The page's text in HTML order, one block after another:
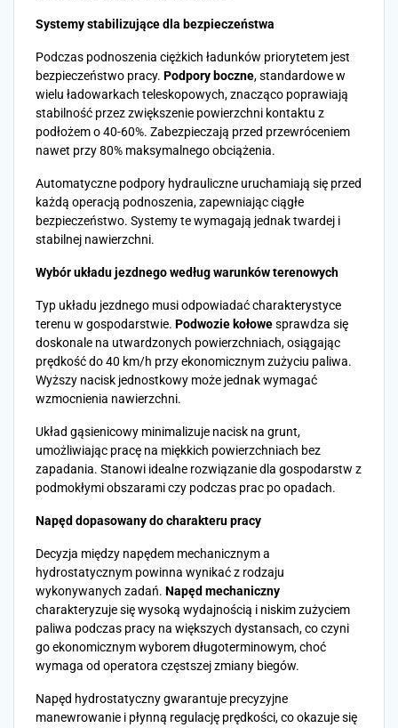
Systemy stabilizujące dla bezpieczeństwa
Podczas podnoszenia ciężkich ładunków priorytetem jest
bezpieczeństwo pracy. Podpory boczne, standardowe w
wielu ładowarkach teleskopowych, znacząco poprawiają
stabilność przez zwiększenie powierzchni kontaktu z
podłożem o 40-60%. Zabezpieczają przed przewróceniem
nawet przy 80% maksymalnego obciążenia.
Automatyczne podpory hydrauliczne uruchamiają się przed
każdą operacją podnoszenia, zapewniając ciągłe
bezpieczeństwo. Systemy te wymagają jednak twardej i
stabilnej nawierzchni.
Wybór układu jezdnego według warunków terenowych
Typ układu jezdnego musi odpowiadać charakterystyce
terenu w gospodarstwie. Podwozie kołowesprawdza się
doskonale na utwardzonych powierzchniach, osiągając
prędkość do 40 km/h przy ekonomicznym zużyciu paliwa.
Wyższy nacisk jednostkowy może jednak wymagać
wzmocnienia nawierzchni.
Układ gąsienicowy minimalizuje nacisk na grunt,
umożliwiając pracę na miękkich powierzchniach bez
zapadania. Stanowi idealne rozwiązanie dla gospodarstw z
podmokłymi obszarami czy podczas prac po opadach.
Napęd dopasowany do charakteru pracy
Decyzja między napędem mechanicznym a
hydrostatycznym powinna wynikać z rodzaju
wykonywanych zadań. Napęd mechaniczny
charakteryzuje się wysoką wydajnością i niskim zużyciem
paliwa podczas pracy na większych dystansach, co czyni
go ekonomicznym wyborem długoterminowym, choć
wymaga od operatora częstszej zmiany biegów.
Napęd hydrostatyczny gwarantuje precyzyjne
manewrowanie i płynną regulację prędkości, co okazuje się